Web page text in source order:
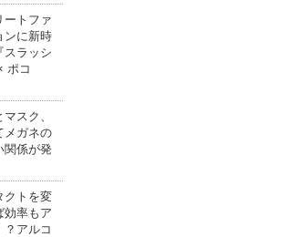
ートファ
ンに新時
ラッシ
ポコ
スク、
メガネの
関係が発
クトを変
効率もア
？アルコ